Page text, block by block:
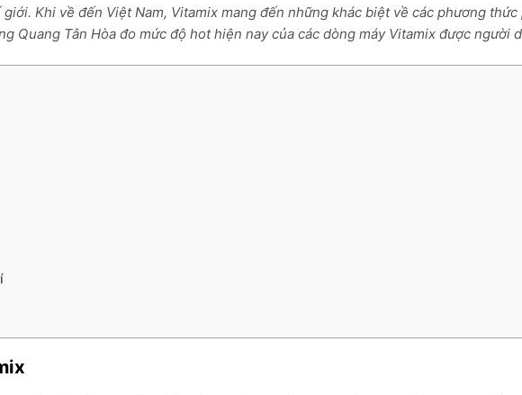
Khi về đến Việt Nam, Vitamix mang đến những khác biệt về các phương thức
Quang Tân Hòa đo mức độ hot hiện nay của các dòng máy Vitamix được người